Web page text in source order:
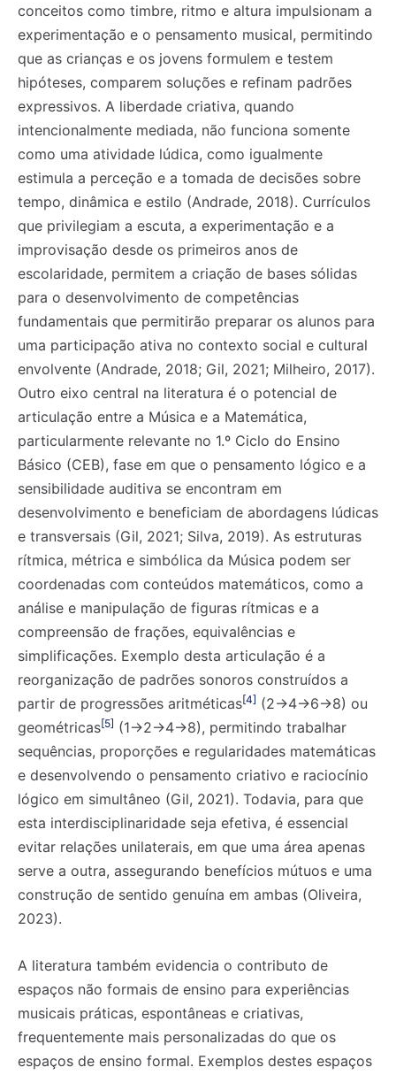
conceitos como timbre, ritmo e altura impulsionam a
experimentação e o pensamento musical, permitindo
que as crianças e os jovens formulem e testem
hipóteses, comparem soluções e refinam padrões
expressivos. A liberdade criativa, quando
intencionalmente mediada, não funciona somente
como uma atividade lúdica, como igualmente
estimula a perceção e a tomada de decisões sobre
tempo, dinâmica e estilo (Andrade, 2018). Currículos
que privilegiam a escuta, a experimentação e a
improvisação desde os primeiros anos de
escolaridade, permitem a criação de bases sólidas
para o desenvolvimento de competências
fundamentais que permitirão preparar os alunos para
uma participação ativa no contexto social e cultural
envolvente (Andrade, 2018; Gil, 2021; Milheiro, 2017).
Outro eixo central na literatura é o potencial de
articulação entre a Música e a Matemática,
particularmente relevante no 1.º Ciclo do Ensino
Básico (CEB), fase em que o pensamento lógico e a
sensibilidade auditiva se encontram em
desenvolvimento e beneficiam de abordagens lúdicas
e transversais (Gil, 2021; Silva, 2019). As estruturas
rítmica, métrica e simbólica da Música podem ser
coordenadas com conteúdos matemáticos, como a
análise e manipulação de figuras rítmicas e a
compreensão de frações, equivalências e
simplificações. Exemplo desta articulação é a
reorganização de padrões sonoros construídos a
partir de progressões aritméticas[4] (2→4→6→8) ou
geométricas[5] (1→2→4→8), permitindo trabalhar
sequências, proporções e regularidades matemáticas
e desenvolvendo o pensamento criativo e raciocínio
lógico em simultâneo (Gil, 2021). Todavia, para que
esta interdisciplinaridade seja efetiva, é essencial
evitar relações unilaterais, em que uma área apenas
serve a outra, assegurando benefícios mútuos e uma
construção de sentido genuína em ambas (Oliveira,
2023).
A literatura também evidencia o contributo de
espaços não formais de ensino para experiências
musicais práticas, espontâneas e criativas,
frequentemente mais personalizadas do que os
espaços de ensino formal. Exemplos destes espaços